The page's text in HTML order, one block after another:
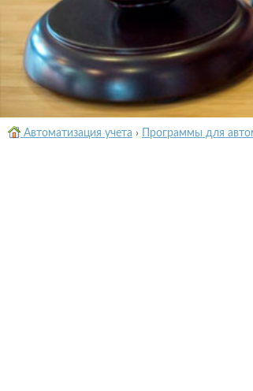
Автоматизация учета › Программы для